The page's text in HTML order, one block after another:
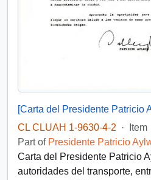
CL CLUAH 1-9630-4-2
· Item
Part of Presidente Patricio
Carta del Presidente Patricio
autoridades del transporte,